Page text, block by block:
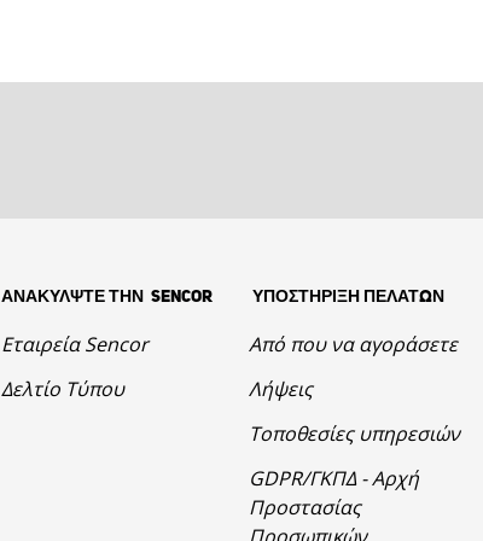
ΑΝΑΚΥΛΨΤΕ ΤΗΝ SENCOR
Εταιρεία Sencor
Δελτίο Τύπου
ΥΠΟΣΤΗΡΙΞΗ ΠΕΛΑΤΩΝ
Από που να αγοράσετε
Λήψεις
Τοποθεσίες υπηρεσιών
GDPR/ΓΚΠΔ - Αρχή
Προστασίας